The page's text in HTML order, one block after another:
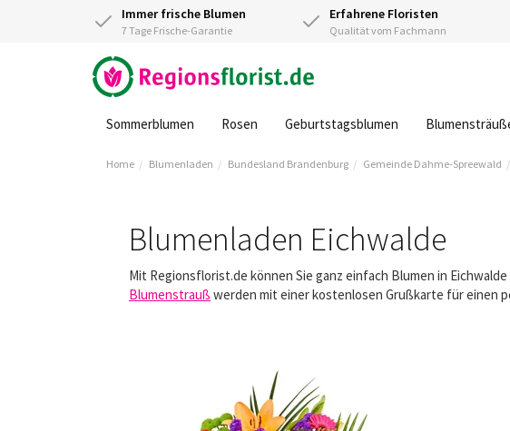
Immer frische Blumen
7 Tage Frische-Garantie
Erfahrene Floristen
Qualität vom Fachmann
Sommerblumen Rosen Geburtstagsblumen
Home Blumenladen Bundesland Brandenburg Gemeinde Dahme-Spreewald
Blumenladen Eichwalde
Mit Regionsflorist.de können Sie ganz einfach Blumen in
Blumenstrauß werden mit einer kostenlosen Grußkarte für einen